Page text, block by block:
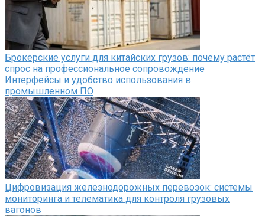
Брокерские услуги для китайских грузов: почему растёт
спрос на профессиональное сопровождение
Интерфейсы и удобство использования в
промышленном ПО
Цифровизация железнодорожных перевозок: системы
мониторинга и телематика для контроля грузовых
вагонов